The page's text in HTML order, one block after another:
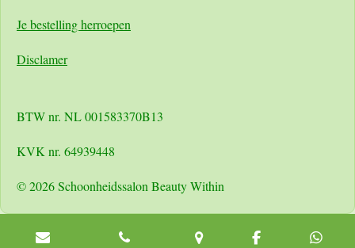
Je bestelling herroepen
Disclamer
BTW nr. NL 001583370B13
KVK nr. 64939448
© 2026 Schoonheidssalon Beauty Within